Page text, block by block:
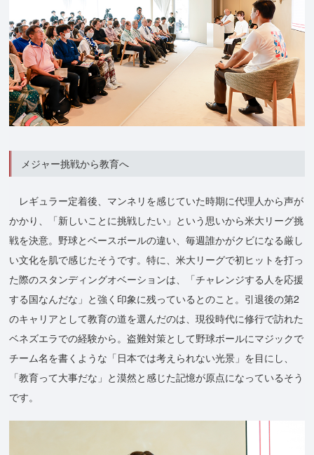
メジャー挑戦から教育へ
レギュラー定着後、マンネリを感じていた時期に代理人から声が
かかり、「新しいことに挑戦したい」という思いから米大リーグ挑
戦を決意。野球とベースボールの違い、毎週誰かがクビになる厳し
い文化を肌で感じたそうです。特に、米大リーグで初ヒットを打っ
た際のスタンディングオベーションは、「チャレンジする人を応援
する国なんだな」と強く印象に残っているとのこと。引退後の第2
のキャリアとして教育の道を選んだのは、現役時代に修行で訪れた
ベネズエラでの経験から。盗難対策として野球ボールにマジックで
チーム名を書くような「日本では考えられない光景」を目にし、
「教育って大事だな」と漠然と感じた記憶が原点になっているそう
です。